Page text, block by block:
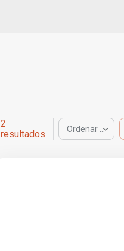
2
resultados
Ordenar por